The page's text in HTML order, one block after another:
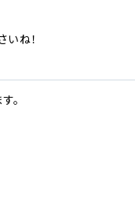
ね！
。